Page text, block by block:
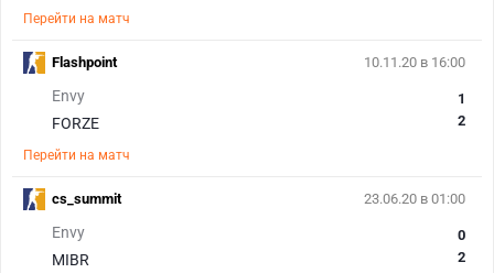
Перейти на матч
10.11.20 в 16:00
Envy
FORZE
1
2
Перейти на матч
Flashpoint
23.06.20 в 01:00
Envy
MIBR
0
2
cs_summit